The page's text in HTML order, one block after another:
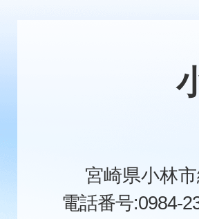
宮崎県小林
電話番号:0984-